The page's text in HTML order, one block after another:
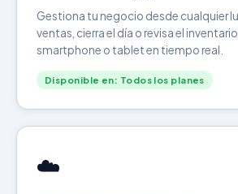
Gestiona tu negocio desde cualquier
ventas, cierra el día o revisa el
smartphone o tablet en tiempo real.
Disponible en: Todos los planes
☁️